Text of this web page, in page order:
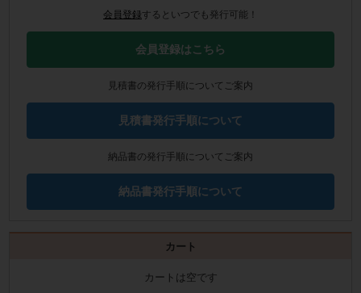
会員登録するといつでも発行可能！
会員登録はこちら
見積書の発行手順についてご案内
見積書発行手順について
納品書の発行手順についてご案内
納品書発行手順について
カート
カートは空です